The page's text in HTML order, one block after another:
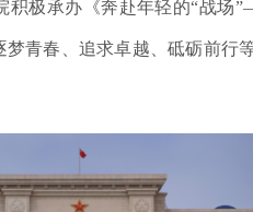
积极承办 《奔赴年轻的“战场
梦青春、追求卓越、砥砺前行